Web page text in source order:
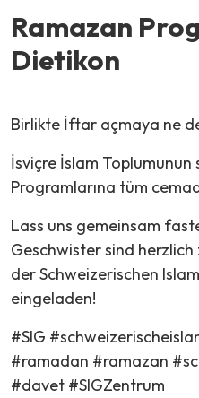
Ramazan
Dietikon
Birlikte İftar açmaya ne
İsviçre İslam
Programlarına tüm
Lass uns gemeinsam
Geschwister sind
der Schweizerischen
eingeladen!
#SIG
#ramadan #ramazan
#davet #SIGZentrum